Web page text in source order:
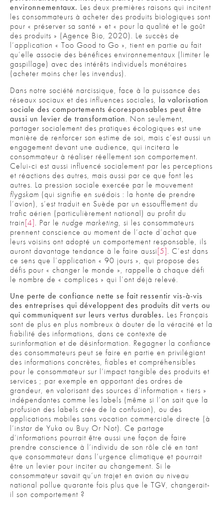
environnementaux. Les deux premières raisons qui incitent
les consommateurs à acheter des produits biologiques sont
pour « préserver sa santé » et « pour la qualité et le goût
des produits » (Agence Bio, 2020). Le succès de
l’application « Too Good to Go », tient en partie au fait
qu’elle associe des bénéfices environnementaux (limiter le
gaspillage) avec des intérêts individuels monétaires
(acheter moins cher les invendus).
Dans notre société narcissique, face à la puissance des
réseaux sociaux et des influences sociales, la valorisation
sociale des comportements écoresponsables peut être
aussi un levier de transformation. Non seulement,
partager socialement des pratiques écologiques est une
manière de renforcer son estime de soi, mais c’est aussi un
engagement devant une audience, qui incitera le
consommateur à réaliser réellement son comportement.
Celui-ci est aussi influencé socialement par les perceptions
et réactions des autres, mais aussi par ce que font les
autres. La pression sociale exercée par le mouvement
flygskam (qui signifie en suédois : la honte de prendre
l’avion), s’est traduit en Suède par un essoufflement du
trafic aérien (particulièrement national) au profit du
train[4]. Par le nudge marketing, si les consommateurs
prennent conscience au moment de l’acte d’achat que
leurs voisins ont adopté un comportement responsable, ils
auront davantage tendance à le faire aussi[5]. C’est dans
ce sens que l’application « 90 jours », qui propose des
défis pour « changer le monde », rappelle à chaque défi
le nombre de « complices » qui l’ont déjà relevé.
Une perte de confiance nette se fait ressentir vis-à-vis
des entreprises qui développent des produits dit verts ou
qui communiquent sur leurs vertus durables. Les Français
sont de plus en plus nombreux à douter de la véracité et la
fiabilité des informations, dans ce contexte de
surinformation et de désinformation. Regagner la confiance
des consommateurs peut se faire en partie en privilégiant
des informations concrètes, fiables et compréhensibles
pour le consommateur sur l’impact tangible des produits et
services ; par exemple en apportant des ordres de
grandeur, en valorisant des sources d’information « tiers »
indépendantes comme les labels (même si l’on sait que la
profusion des labels crée de la confusion), ou des
applications mobiles sans vocation commerciale directe (à
l’instar de Yuka ou Buy Or Not). Ce partage
d’informations pourrait être aussi une façon de faire
prendre conscience à l’individu de son rôle clé en tant
que consommateur dans l’urgence climatique et pourrait
être un levier pour inciter au changement. Si le
consommateur savait qu’un trajet en avion au niveau
national pollue quarante fois plus que le TGV, changerait-
il son comportement ?